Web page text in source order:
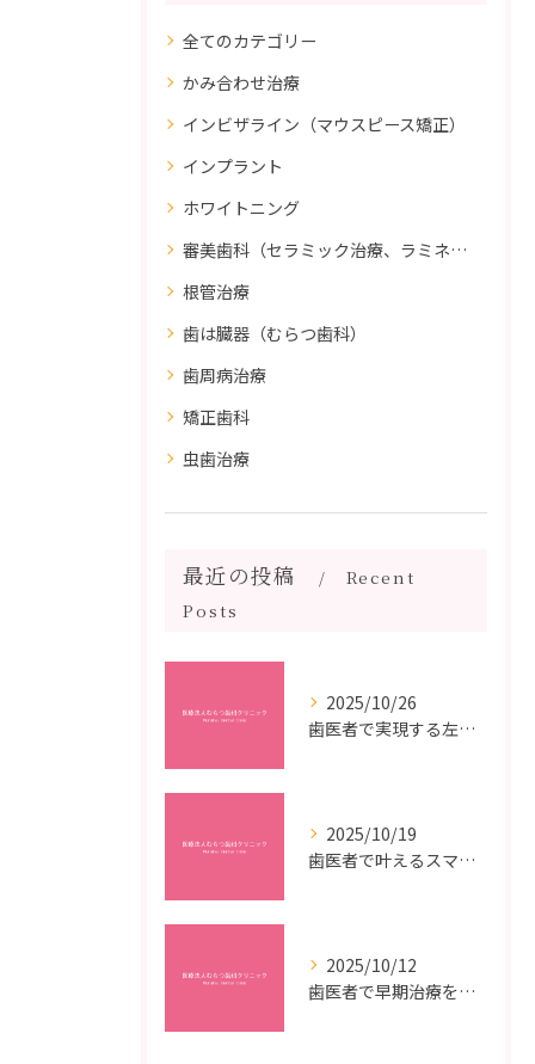
全てのカテゴリー
かみ合わせ治療
インビザライン（マウスピース矯正）
インプラント
ホワイトニング
審美歯科（セラミック治療、ラミネートべニア、ダイレクトボンディング）
根管治療
歯は臓器（むらつ歯科）
歯周病治療
矯正歯科
虫歯治療
最近の投稿
Recent
Posts
2025/10/26
歯医者で実現する左右対称治療のポイントと矯正治療選びの疑問解決ガイド
2025/10/19
歯医者で叶えるスマイルメイクオーバーなら福岡県福岡市博多区博多駅前の最新矯正治療解説
2025/10/12
歯医者で早期治療を受けるメリットと虫歯悪化を防ぐ最短ステップ